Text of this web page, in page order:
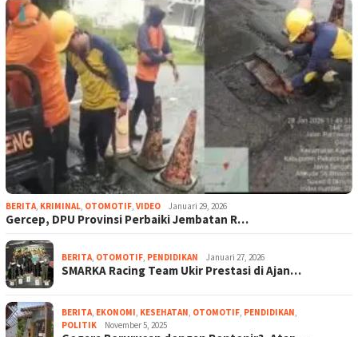
BERITA, KRIMINAL, OTOMOTIF, VIDEO Januari 29, 2026
Gercep, DPU Provinsi Perbaiki Jembatan R…
BERITA, OTOMOTIF, PENDIDIKAN Januari 27, 2026
SMARKA Racing Team Ukir Prestasi di Ajan…
BERITA, EKONOMI, KESEHATAN, OTOMOTIF, PENDIDIKAN,
POLITIK
November 5, 2025